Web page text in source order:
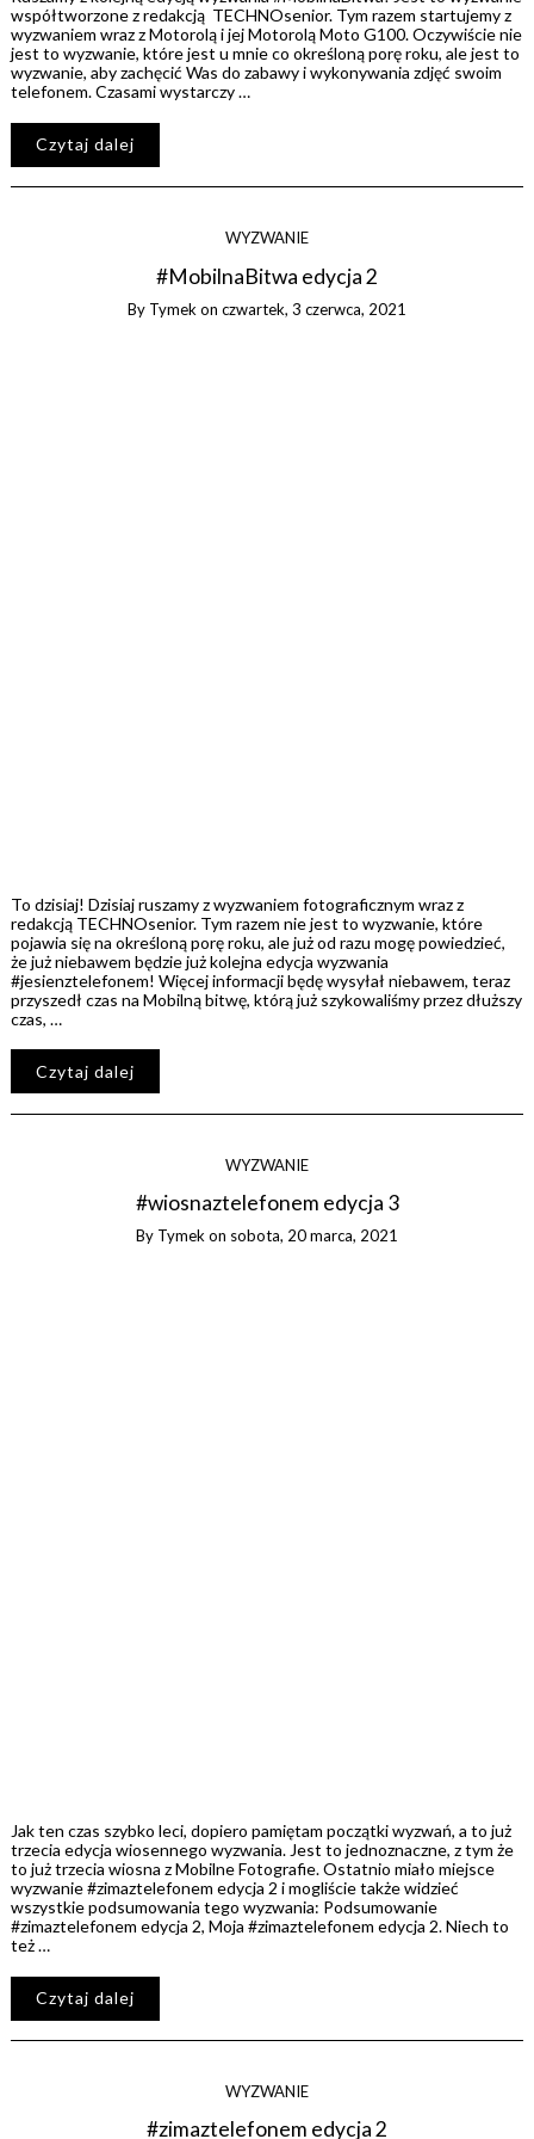
współtworzone z redakcją TECHNOsenior. Tym razem startujemy z
wyzwaniem wraz z Motorolą i jej Motorolą Moto G100. Oczywiście nie
jest to wyzwanie, które jest u mnie co określoną porę roku, ale jest to
wyzwanie, aby zachęcić Was do zabawy i wykonywania zdjęć swoim
telefonem. Czasami wystarczy …
Czytaj dalej
WYZWANIE
#MobilnaBitwa edycja 2
By Tymek on czwartek, 3 czerwca, 2021
To dzisiaj! Dzisiaj ruszamy z wyzwaniem fotograficznym wraz z
redakcją TECHNOsenior. Tym razem nie jest to wyzwanie, które
pojawia się na określoną porę roku, ale już od razu mogę powiedzieć,
że już niebawem będzie już kolejna edycja wyzwania
#jesienztelefonem! Więcej informacji będę wysyłał niebawem, teraz
przyszedł czas na Mobilną bitwę, którą już szykowaliśmy przez dłuższy
czas, …
Czytaj dalej
WYZWANIE
#wiosnaztelefonem edycja 3
By Tymekon sobota, 20 marca, 2021
Jak ten czas szybko leci, dopiero pamiętam początki wyzwań, a to już
trzecia edycja wiosennego wyzwania. Jest to jednoznaczne, z tym że
to już trzecia wiosna z Mobilne Fotografie. Ostatnio miało miejsce
wyzwanie #zimaztelefonem edycja 2 i mogliście także widzieć
wszystkie podsumowania tego wyzwania: Podsumowanie
#zimaztelefonem edycja 2, Moja #zimaztelefonem edycja 2. Niech to
też …
Czytaj dalej
WYZWANIE
#zimaztelefonem edycja 2